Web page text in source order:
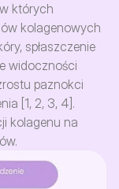
których
kolagenowych
spłaszczenie
widoczności
paznokci
[1, 2, 3, 4].
kolagenu na